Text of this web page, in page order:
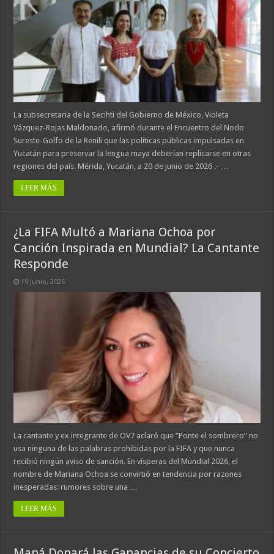
La subsecretaria de la Secihti del Gobierno de México, Violeta
Vázquez-Rojas Maldonado, afirmó durante el Encuentro del Nodo
Sureste-Golfo de la Renili que las políticas públicas impulsadas en
Yucatán para preservar la lengua maya deberían replicarse en otras
regiones del país. Mérida, Yucatán, a 20 de junio de 2026 .- …
LEER MÁS
¿La FIFA Multó a Mariana Ochoa por
Canción Inspirada en Mundial? La Cantante
Responde
19 junio, 2026
La cantante y ex integrante de OV7 aclaró que “Ponte el sombrero” no
usa ninguna de las palabras prohibidas por la FIFA y que nunca
recibió ningún aviso de sanción. En vísperas del Mundial 2026, el
nombre de Mariana Ochoa se convirtió en tendencia por razones
inesperadas: rumores sobre una …
LEER MÁS